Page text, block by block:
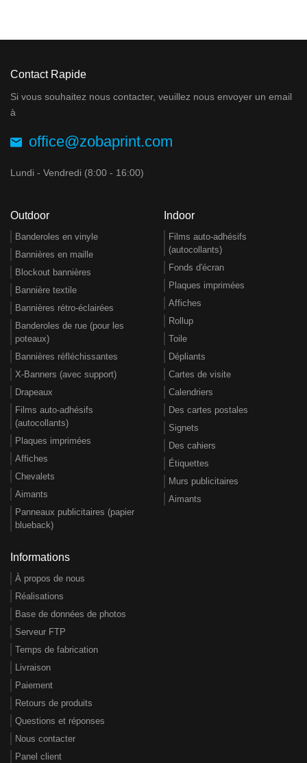
Contact Rapide
Si vous souhaitez nous contacter, veuillez nous envoyer un email
à
office@zobaprint.com
Lundi - Vendredi (8:00 - 16:00)
Outdoor
Banderoles en vinyle
Bannières en maille
Blockout bannières
Bannière textile
Bannières rétro-éclairées
Banderoles de rue (pour les
poteaux)
Bannières réfléchissantes
X-Banners (avec support)
Drapeaux
Films auto-adhésifs
(autocollants)
Plaques imprimées
Affiches
Chevalets
Aimants
Panneaux publicitaires (papier
blueback)
Indoor
Films auto-adhésifs
(autocollants)
Fonds d'écran
Plaques imprimées
Affiches
Rollup
Toile
Dépliants
Cartes de visite
Calendriers
Des cartes postales
Signets
Des cahiers
Étiquettes
Murs publicitaires
Aimants
Informations
À propos de nous
Réalisations
Base de données de photos
Serveur FTP
Temps de fabrication
Livraison
Paiement
Retours de produits
Questions et réponses
Nous contacter
Panel client